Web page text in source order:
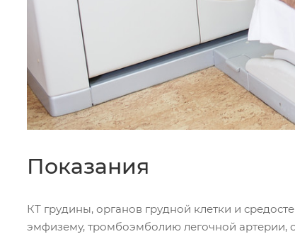
Показания
КТ грудины, органов грудной клетки и
эмфизему, тромбоэмболию легочной артерии,